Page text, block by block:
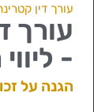
עורך דין
עורך
-
הגנה על